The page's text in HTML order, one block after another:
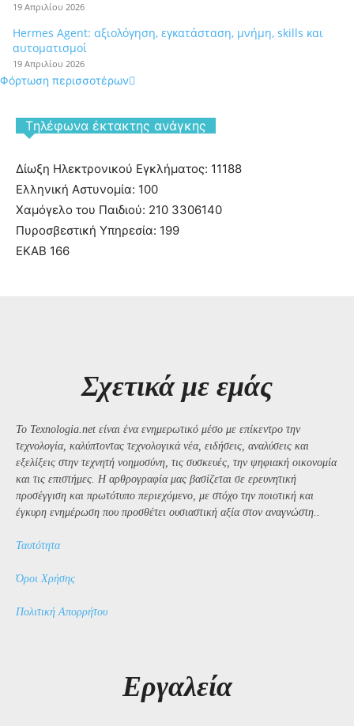
19 Απριλίου 2026
Hermes Agent: αξιολόγηση, εγκατάσταση, μνήμη, skills και
αυτοματισμοί
19 Απριλίου 2026
Φόρτωση περισσοτέρων
Tηλέφωνα έκτακτης ανάγκης
Δίωξη Ηλεκτρονικού Εγκλήματος: 11188
Ελληνική Αστυνομία: 100
Χαμόγελο του Παιδιού: 210 3306140
Πυροσβεστική Υπηρεσία: 199
ΕΚΑΒ 166
Σχετικά με εμάς
Το Texnologia.net είναι ένα ενημερωτικό μέσο με επίκεντρο την
τεχνολογία, καλύπτοντας τεχνολογικά νέα, ειδήσεις, αναλύσεις και
εξελίξεις στην τεχνητή νοημοσύνη, τις συσκευές, την ψηφιακή οικονομία
και τις επιστήμες. Η αρθρογραφία μας βασίζεται σε ερευνητική
προσέγγιση και πρωτότυπο περιεχόμενο, με στόχο την ποιοτική και
έγκυρη ενημέρωση που προσθέτει ουσιαστική αξία στον αναγνώστη..
Ταυτότητα
Όροι Χρήσης
Πολιτική Απορρήτου
Εργαλεία